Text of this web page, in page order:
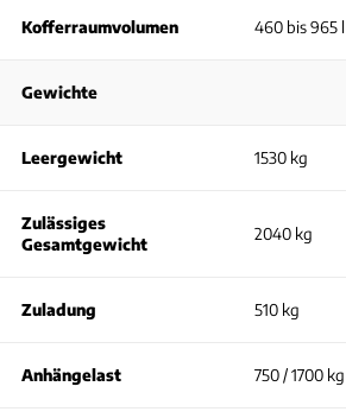
Kofferraumvolumen 460 bis 965 l
Gewichte
Leergewicht 1530 kg
Zulässiges
Gesamtgewicht
2040 kg
Zuladung 510 kg
Anhängelast 750 / 1700 kg